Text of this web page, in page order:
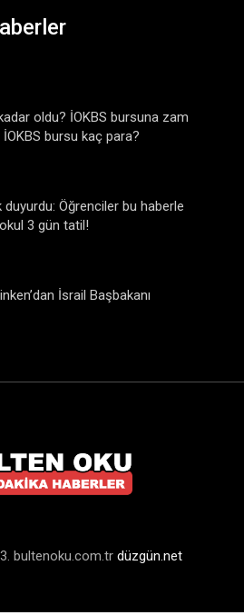
oldu? İOKBS bursuna zam
bursu kaç para?
Öğrenciler bu haberle
3 gün tatil!
İsrail Başbakanı
bultenoku.com.tr düzgün.net